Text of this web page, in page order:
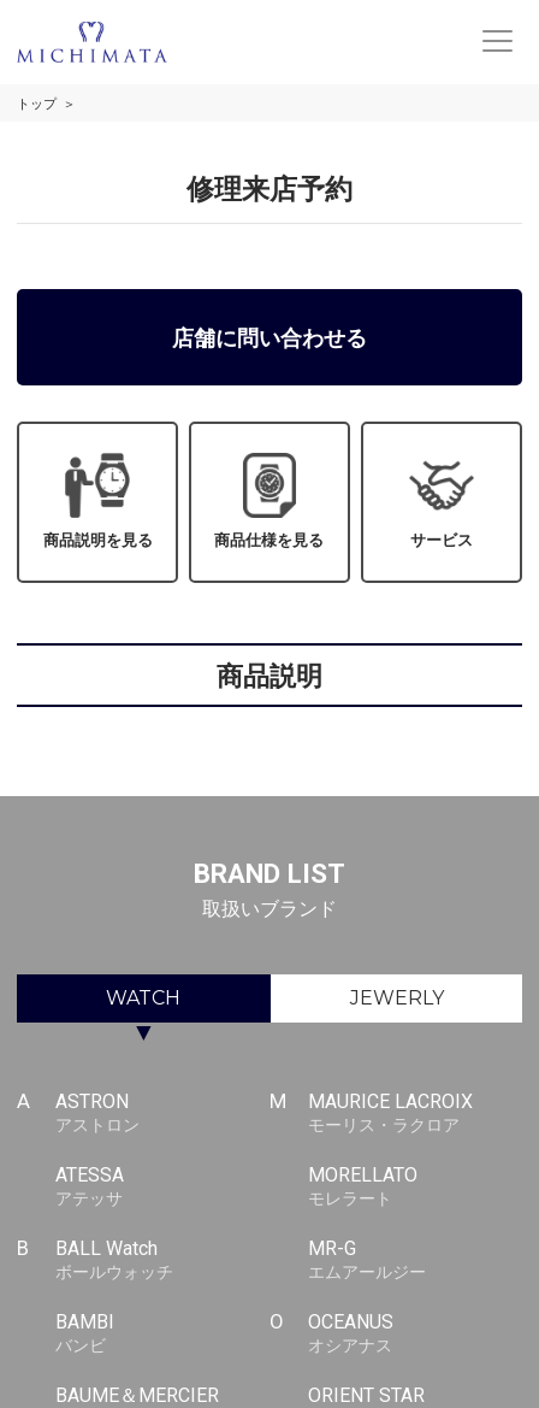
トップ
修理来店予約
店舗に問い合わせる
商品説明を見る 商品仕様を見る サービス
商品説明
BRAND LIST
取扱いブランド
WATCH JEWERLY
▼
A ASTRON
アストロン
ATESSA
アテッサ
B BALL Watch
ボールウォッチ
BAMBI
バンビ
BAUME＆MERCIER
M MAURICE LACROIX
モーリス・ラクロア
MORELLATO
モレラート
MR-G
エムアールジー
O OCEANUS
オシアナス
ORIENT STAR